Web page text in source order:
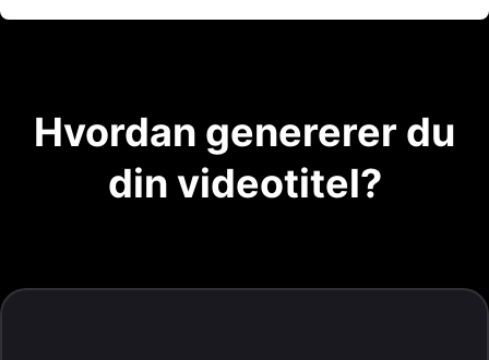
Hvordan genererer du
din videotitel?